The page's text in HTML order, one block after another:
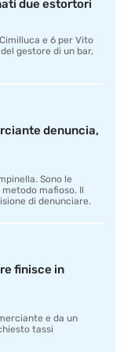
due estortori
e 6 per Vito
gestore di un bar,
denuncia,
Sono le
mafioso. Il
di denunciare.
finisce in
e da un
tassi